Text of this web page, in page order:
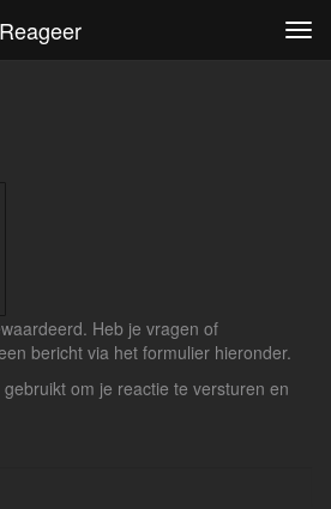
Heb je vragen of
bericht via het formulier hieronder.
om je reactie te versturen en